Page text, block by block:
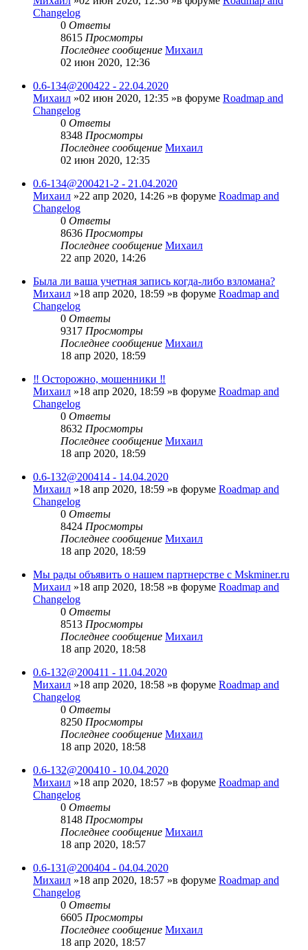
Changelog
0 Ответы
8615 Просмотры
Последнее сообщение Михаил
02 июн 2020, 12:36
0.6-134@200422 - 22.04.2020
Михаил »02 июн 2020, 12:35 »в форуме Roadmap and
Changelog
0 Ответы
8348 Просмотры
Последнее сообщение Михаил
02 июн 2020, 12:35
0.6-134@200421-2 - 21.04.2020
Михаил »22 апр 2020, 14:26 »в форуме Roadmap and
Changelog
0 Ответы
8636 Просмотры
Последнее сообщение Михаил
22 апр 2020, 14:26
Была ли ваша учетная запись когда-либо взломана?
Михаил »18 апр 2020, 18:59 »в форуме Roadmap and
Changelog
0 Ответы
9317 Просмотры
Последнее сообщение Михаил
18 апр 2020, 18:59
‼️ Осторожно, мошенники ‼️
Михаил »18 апр 2020, 18:59 »в форуме Roadmap and
Changelog
0 Ответы
8632 Просмотры
Последнее сообщение Михаил
18 апр 2020, 18:59
0.6-132@200414 - 14.04.2020
Михаил »18 апр 2020, 18:59 »в форуме Roadmap and
Changelog
0 Ответы
8424 Просмотры
Последнее сообщение Михаил
18 апр 2020, 18:59
Мы рады объявить о нашем партнерстве с Mskminer.ru
Михаил »18 апр 2020, 18:58 »в форуме Roadmap and
Changelog
0 Ответы
8513 Просмотры
Последнее сообщение Михаил
18 апр 2020, 18:58
0.6-132@200411 - 11.04.2020
Михаил »18 апр 2020, 18:58 »в форуме Roadmap and
Changelog
0 Ответы
8250 Просмотры
Последнее сообщение Михаил
18 апр 2020, 18:58
0.6-132@200410 - 10.04.2020
Михаил »18 апр 2020, 18:57 »в форуме Roadmap and
Changelog
0 Ответы
8148 Просмотры
Последнее сообщение Михаил
18 апр 2020, 18:57
0.6-131@200404 - 04.04.2020
Михаил »18 апр 2020, 18:57 »в форуме Roadmap and
Changelog
0 Ответы
6605 Просмотры
Последнее сообщение Михаил
18 апр 2020, 18:57